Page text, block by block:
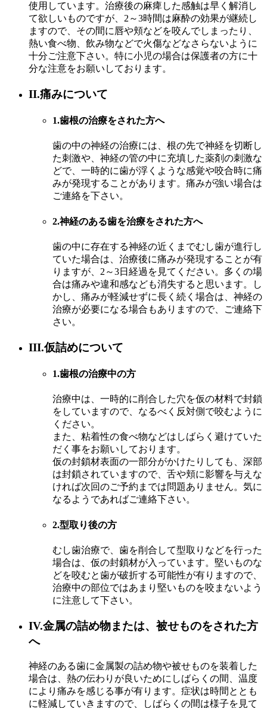
使用しています。治療後の麻痺した感触は早く解消し
て欲しいものですが、2～3時間は麻酔の効果が継続し
ますので、その間に唇や頬などを咬んでしまったり、
熱い食べ物、飲み物などで火傷などなさらないように
十分ご注意下さい。特に小児の場合は保護者の方に十
分な注意をお願いしております。
II.痛みについて
1.歯根の治療をされた方へ
歯の中の神経の治療には、根の先で神経を切断し
た刺激や、神経の管の中に充填した薬剤の刺激な
どで、一時的に歯が浮くような感覚や咬合時に痛
みが発現することがあります。痛みが強い場合は
ご連絡を下さい。
2.神経のある歯を治療をされた方へ
歯の中に存在する神経の近くまでむし歯が進行し
ていた場合は、治療後に痛みが発現することが有
りますが、2～3日経過を見てください。多くの場
合は痛みや違和感なども消失すると思います。し
かし、痛みが軽減せずに長く続く場合は、神経の
治療が必要になる場合もありますので、ご連絡下
さい。
III.仮詰めについて
1.歯根の治療中の方
治療中は、一時的に削合した穴を仮の材料で封鎖
をしていますので、なるべく反対側で咬むように
ください。
また、粘着性の食べ物などはしばらく避けていた
だく事をお願いしております。
仮の封鎖材表面の一部分がかけたりしても、深部
は封鎖されていますので、舌や頬に影響を与えな
ければ次回のご予約までは問題ありません。気に
なるようであればご連絡下さい。
2.型取り後の方
むし歯治療で、歯を削合して型取りなどを行った
場合は、仮の封鎖材が入っています。堅いものな
どを咬むと歯が破折する可能性が有りますので、
治療中の部位ではあまり堅いものを咬まないよう
に注意して下さい。
IV.金属の詰め物または、被せものをされた方
へ
神経のある歯に金属製の詰め物や被せものを装着した
場合は、熱の伝わりが良いためにしばらくの間、温度
により痛みを感じる事が有ります。症状は時間ととも
に軽減していきますので、しばらくの間は様子を見て